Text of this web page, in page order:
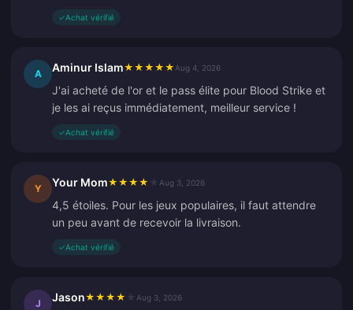
✓Achat vérifié
A Aminur Islam★ ★ ★ ★ ★ Aug 4, 2026
J'ai acheté de l'or et le pass élite pour Blood Strike et
je les ai reçus immédiatement, meilleur service !
✓Achat vérifié
Y Your Mom★ ★ ★ ★ Aug 3, 2026
4,5 étoiles. Pour les jeux populaires, il faut attendre
un peu avant de recevoir la livraison.
✓Achat vérifié
J Jason★ ★ ★ ★ Aug 3, 2026